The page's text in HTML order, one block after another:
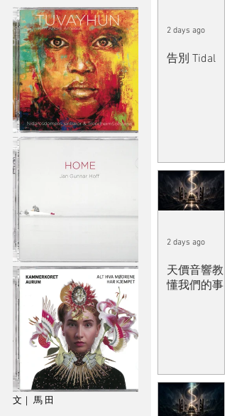
文｜ 馬 田
告別 Tidal
2 days ago
天價音響教
懂我們的事
2 days ago